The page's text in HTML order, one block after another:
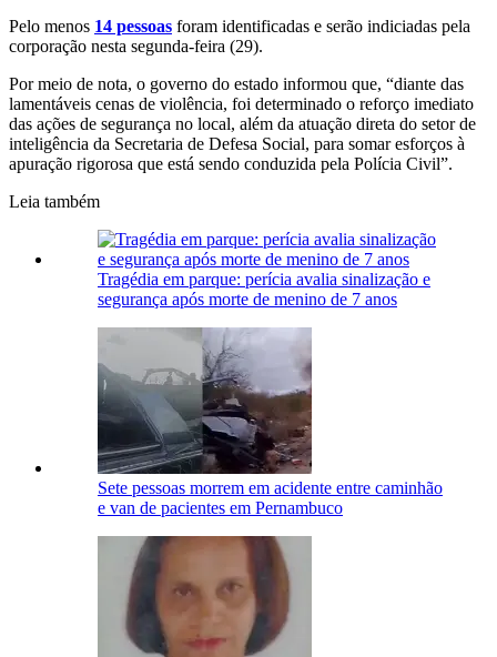
Pelo menos 14 pessoas foram identificadas e serão indiciadas pela
corporação nesta segunda-feira (29).
Por meio de nota, o governo do estado informou que, “diante das
lamentáveis cenas de violência, foi determinado o reforço imediato
das ações de segurança no local, além da atuação direta do setor de
inteligência da Secretaria de Defesa Social, para somar esforços à
apuração rigorosa que está sendo conduzida pela Polícia Civil”.
Leia também
Tragédia em parque: perícia avalia sinalização e
segurança após morte de menino de 7 anos
Sete pessoas morrem em acidente entre caminhão
e van de pacientes em Pernambuco